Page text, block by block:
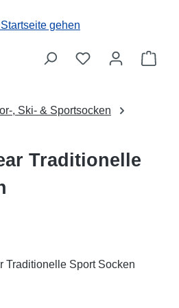
, Ski- & Sportsocken
Traditionelle